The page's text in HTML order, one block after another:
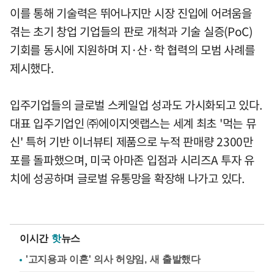
이를 통해 기술력은 뛰어나지만 시장 진입에 어려움을
겪는 초기 창업 기업들의 판로 개척과 기술 실증(PoC)
기회를 동시에 지원하며 지·산·학 협력의 모범 사례를
제시했다.
입주기업들의 글로벌 스케일업 성과도 가시화되고 있다.
대표 입주기업인 ㈜에이지엣랩스는 세계 최초 '먹는 뮤
신' 특허 기반 이너뷰티 제품으로 누적 판매량 2300만
포를 돌파했으며, 미국 아마존 입점과 시리즈A 투자 유
치에 성공하며 글로벌 유통망을 확장해 나가고 있다.
이시간 핫뉴스
'고지용과 이혼' 의사 허양임, 새 출발했다